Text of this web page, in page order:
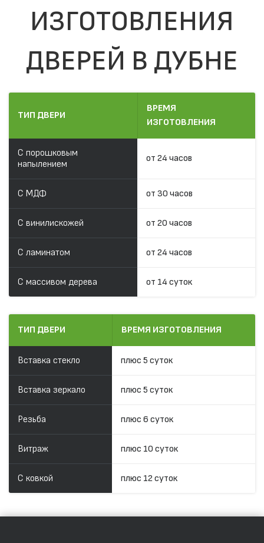
ИЗГОТОВЛЕНИЯ
ДВЕРЕЙ В ДУБНЕ
ТИП ДВЕРИ
ВРЕМЯ
ИЗГОТОВЛЕНИЯ
С порошковым
напылением
от 24 часов
С МДФ от 30 часов
С винилискожей от 20 часов
С ламинатом от 24 часов
С массивом дерева от 14 суток
ТИП ДВЕРИ ВРЕМЯ ИЗГОТОВЛЕНИЯ
Вставка стекло плюс 5 суток
Вставка зеркало плюс 5 суток
Резьба плюс 6 суток
Витраж плюс 10 суток
С ковкой плюс 12 суток